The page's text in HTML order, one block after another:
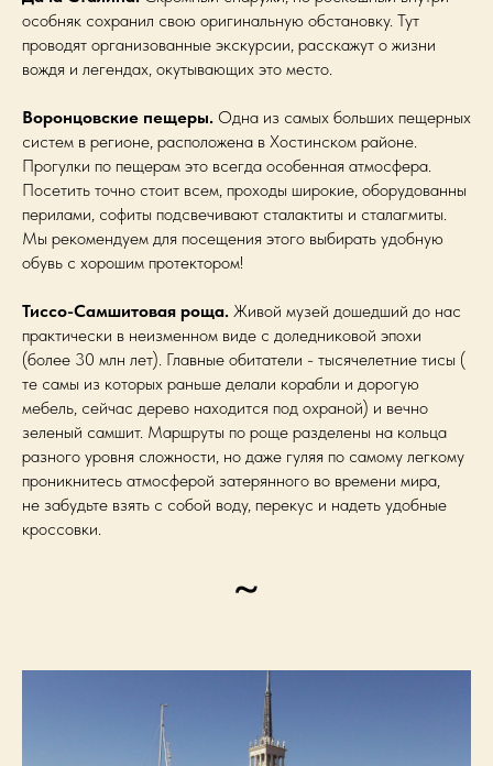
особняк сохранил свою оригинальную обстановку. Тут
проводят организованные экскурсии, расскажут о жизни
вождя и легендах, окутывающих это место.
Воронцовские пещеры. Одна из самых больших пещерных
систем в регионе, расположена в Хостинском районе.
Прогулки по пещерам это всегда особенная атмосфера.
Посетить точно стоит всем, проходы широкие, оборудованны
перилами, софиты подсвечивают сталактиты и сталагмиты.
Мы рекомендуем для посещения этого выбирать удобную
обувь с хорошим протектором!
Тиссо-Самшитовая роща. Живой музей дошедший до нас
практически в неизменном виде с доледниковой эпохи
(более 30 млн лет). Главные обитатели - тысячелетние тисы (
те самы из которых раньше делали корабли и дорогую
мебель, сейчас дерево находится под охраной) и вечно
зеленый самшит. Маршруты по роще разделены на кольца
разного уровня сложности, но даже гуляя по самому легкому
проникнитесь атмосферой затерянного во времени мира,
не забудьте взять с собой воду, перекус и надеть удобные
кроссовки.
~